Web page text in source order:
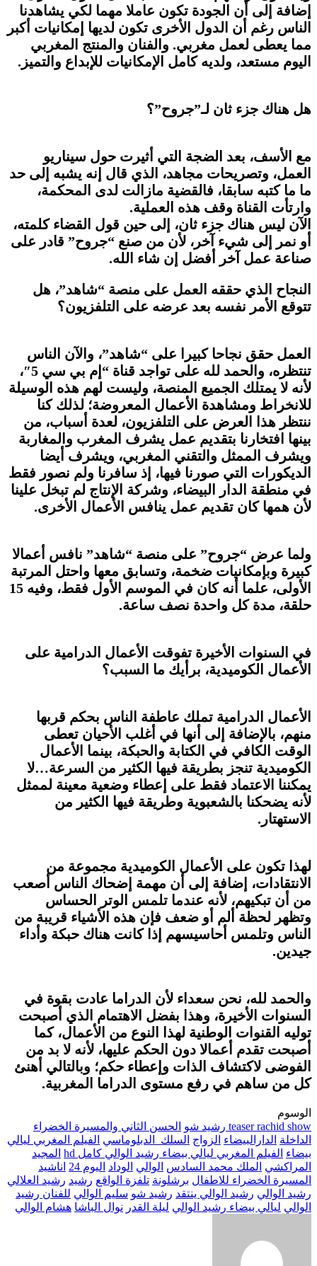
إضافة إلى أن الجودة تكون عاملا مهما لكي يشاهدنا
الناس رغم أن الدول الأخرى تكون لديها إمكانيات أكبر
مما يعطى لعمل مغربي. والفنان والمنتج المغربي
اليوم مستعد، ولديه كامل الإمكانيات للإبداع والتميز.
هل هناك جزء ثان لـ”جروح”؟
مع الأسف، بعد الضجة التي أثيرت حول سيناريو
العمل، وتصريحات مجاهد، الذي قال إنه يشبه إلى حد
ما ما كتبه سابقا، فالقضية مازالت لدى المحكمة،
وارتأت القناة وقف هذه العملية.
الآن ليس هناك جزء ثان، إلى حين قول القضاء كلمته،
أو نمر إلى شيء آخر، لأن من صنع “جروح” قادر على
صناعة عمل آخر أفضل إن شاء الله.
النجاح الذي حققه العمل على منصة “شاهد”، هل
تتوقع الأمر نفسه بعد عرضه على التلفزيون؟
العمل حقق نجاحا كبيرا على “شاهد”، والآن الناس
تنتظره، والحمد لله على تواجد قناة “إم بي سي 5″،
لأنه لا يمتلك الجميع المنصة، وليست لهم هذه الوسيلة
للانخراط ومشاهدة الأعمال المعروضة؛ لذلك كنا
ننتظر هذا العرض على التلفزيون، لعدة أسباب، من
بينها افتخارنا بتقديم عمل يشرف المغرب والمغاربة
ويشرف الممثل والتقني المغربي، ويشرف أيضا
الديكورات التي صورنا فيها، إذ سافرنا ولم نصور فقط
في منطقة الدار البيضاء، وشركة الإنتاج لم تبخل علينا
لأن همها كان تقديم عمل ينافس الأعمال الأخرى.
ولما عرض “جروح” على منصة “شاهد” نافس أعمالا
كبيرة وبإمكانيات ضخمة، وتسابق معها واحتل المرتبة
الأولى، علما أنه كان في الموسم الأول فقط، وفيه 15
حلقة، مدة كل واحدة نصف ساعة.
في السنوات الأخيرة تفوقت الأعمال الدرامية على
الأعمال الكوميدية، برأيك ما السبب؟
الأعمال الدرامية تملك عاطفة الناس بحكم قربها
منهم، بالإضافة إلى أنها في أغلب الأحيان تعطى
الوقت الكافي في الكتابة والحبكة، بينما الأعمال
الكوميدية تنجز بطريقة فيها الكثير من السرعة…لا
يمكننا الاعتماد فقط على إعطاء وضعية معينة لممثل
لأنه يضحكنا بالشعبوية وطريقة فيها الكثير من
الاستهتار.
لهذا تكون على الأعمال الكوميدية مجموعة من
الانتقادات، إضافة إلى أن مهمة إضحاك الناس أصعب
من أن تبكيهم، لأنه عندما تلمس الوتر الحساس
وتظهر لحظة ألم أو ضعف فإن هذه الأشياء قريبة من
الناس وتلمس أحاسيسهم إذا كانت هناك حبكة وأداء
جيدين.
والحمد لله، نحن سعداء لأن الدراما عادت بقوة في
السنوات الأخيرة، وهذا بفضل الاهتمام الذي أصبحت
توليه القنوات الوطنية لهذا النوع من الأعمال، كما
أصبحت تقدم أعمالا دون الحكم عليها، لأنه لا بد من
الفوضى لاكتشاف الذات وإعطاء حكم؛ وبالتالي أهنئ
كل من ساهم في رفع مستوى الدراما المغربية.
الوسوم
teaser rachid show رشيد شو
الحسن الثاني والمسيرة الخضراء
الداخلة الدارالبيضاء الزواج السلك_الدبلوماسي الفيلم المغربي ليالي
بيضاء الفيلم المغربي ليالي بيضاء رشيد الوالي كامل hd
المجيد
المراكشي الملك محمد السادس الوالي الوداد اليوم 24
اناشيد
المسيرة الخضراء للاطفال برشلونة تلفزة الواقع رشيد رشيد العلالي
رشيد الوالي رشيد الوالي ينتقد رشيد شو سليم الوالي للفنان رشيد
الوالي ليالي بيضاء رشيد الوالي ليلة القدر نوال الباشا هشام الوالي